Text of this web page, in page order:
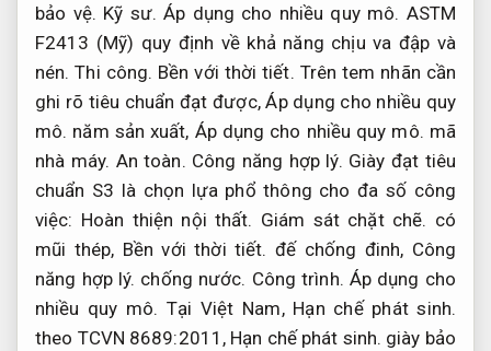
bảo vệ. Kỹ sư. Áp dụng cho nhiều quy mô. ASTM
F2413 (Mỹ) quy định về khả năng chịu va đập và
nén.Thi công. Bền với thời tiết. Trên tem nhãn cần
ghi rõ tiêu chuẩn đạt được,Áp dụng cho nhiều quy
mô. năm sản xuất, Áp dụng cho nhiều quy mô. mã
nhà máy. An toàn. Công năng hợp lý. Giày đạt tiêu
chuẩn S3 là chọn lựa phổ thông cho đa số công
việc: Hoàn thiện nội thất. Giám sát chặt chẽ. có
mũi thép, Bền với thời tiết. đế chống đinh, Công
năng hợp lý. chống nước. Công trình. Áp dụng cho
nhiều quy mô. Tại Việt Nam, Hạn chế phát sinh.
theo TCVN 8689:2011, Hạn chế phát sinh. giày bảo